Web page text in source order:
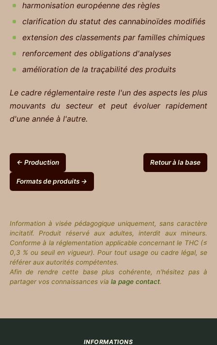
harmonisation européenne des règles
clarification du statut des cannabinoïdes modifiés
extension des classements par familles chimiques
renforcement des obligations d'analyses
amélioration de la traçabilité des produits
Le cadre réglementaire reste l'un des aspects les plus
mouvants du secteur et peut évoluer rapidement
d'une année à l'autre.
← Production Retour à la base
Formats de produits →
Information à visée pédagogique uniquement, sans caractère
incitatif. Produit réservé aux adultes, interdit aux mineurs.
Conforme à la réglementation applicable concernant le THC (≤
0,3 % ou seuil en vigueur). Pour tout usage ou cadre légal, se
référer aux autorités compétentes.
Afin de rendre cette base plus cohérente, n'hésitez pas à
partager vos connaissances via la page contact.
INFORMATIONS